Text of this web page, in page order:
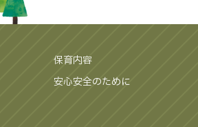
保育内容
安心安全のために